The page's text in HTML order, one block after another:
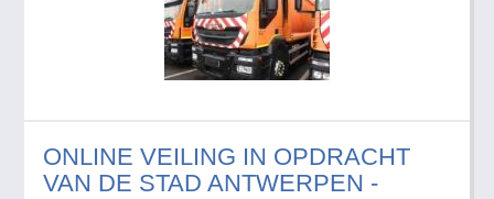
ONLINE VEILING IN OPDRACHT
VAN DE STAD ANTWERPEN -